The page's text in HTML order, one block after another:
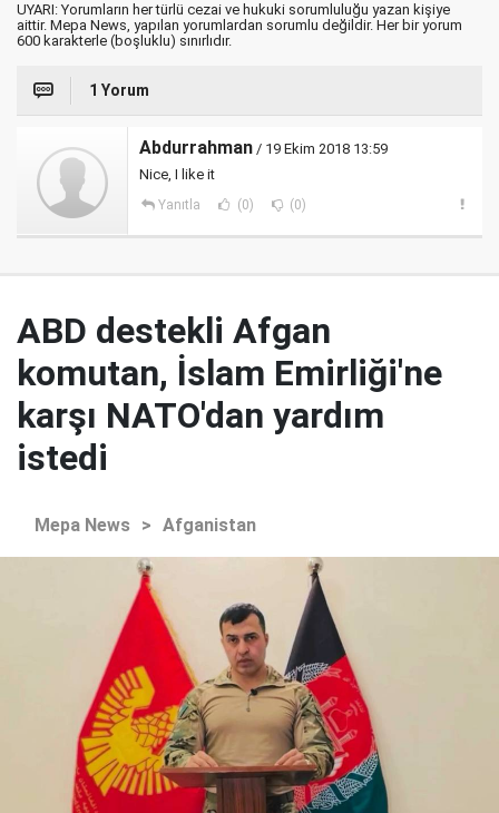
UYARI: Yorumların her türlü cezai ve hukuki sorumluluğu yazan kişiye
aittir. Mepa News, yapılan yorumlardan sorumlu değildir. Her bir yorum
600 karakterle (boşluklu) sınırlıdır.
1 Yorum
Abdurrahman / 19 Ekim 2018 13:59
Nice, I like it
Yanıtla (0) (0)
ABD destekli Afgan
komutan, İslam Emirliği'ne
karşı NATO'dan yardım
istedi
Mepa News > Afganistan